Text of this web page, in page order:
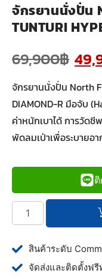
จักรยานนั่งปั่น
TUNTURI
69,900฿
จักรยานนั่งปั่น North
DIAMOND-R มือจับ
ค่าหนักเบาได้ การวัด
พัดลมเป่าเพื่อระบายอ
สินค้าระดับ
จัดส่งและติดตั้งฟรี